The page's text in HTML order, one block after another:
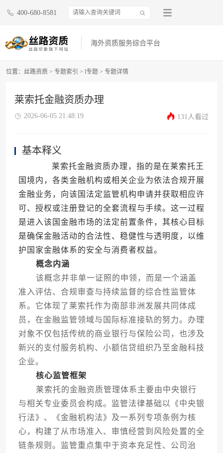
400-680-8581
海外资质服务综合平台
位置： 丝路资质 > 专题索引 > l专题 > 专题详情
莱索托金融资质办理
2026-06-05 21:48:19 131人看过
基本释义
莱索托金融资质办理，指的是在莱索托王
国境内，各类金融机构或相关企业为依法合规开展
金融业务，向该国法定监管机构申请并获取相应许
可、授权或注册登记的全套流程与手续。这一过程
是进入该国金融市场的法定前置条件，其核心目标
是确保金融活动的合法性、稳健性与透明度，以维
护国家金融体系的安全与消费者权益。
概念内涵
该概念并非单一证照的申领，而是一个涵盖
准入评估、合规审查与持续监督的综合性监管体
系。它体现了莱索托作为南部非洲发展共同体成
员，在金融监管领域与国际标准接轨的努力。办理
对象不仅包括传统的商业银行与保险公司，也涉及
新兴的支付服务机构、小额信贷组织乃至金融科技
企业。
核心监管框架
莱索托的金融资质管理体系主要由中央银行
与相关专业委员会构成。监管法律基础以《中央银
行法》、《金融机构法》及一系列专项条例为核
心，构建了从市场准入、审慎经营到风险处置的全
链条规则。监管重点集中于资本充足性、公司治